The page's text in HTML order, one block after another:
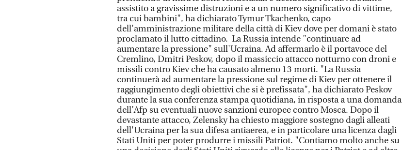
assistito a gravissime distruzioni e a un numero significativo di vittime,
tra cui bambini", ha dichiarato Tymur Tkachenko, capo
dell'amministrazione militare della città di Kiev dove per domani è stato
proclamato il lutto cittadino. La Russia intende "continuare ad
aumentare la pressione" sull'Ucraina. Ad affermarlo è il portavoce del
Cremlino, Dmitri Peskov, dopo il massiccio attacco notturno con droni e
missili contro Kiev che ha causato almeno 13 morti. "La Russia
continuerà ad aumentare la pressione sul regime di Kiev per ottenere il
raggiungimento degli obiettivi che si è prefissata", ha dichiarato Peskov
durante la sua conferenza stampa quotidiana, in risposta a una domanda
dell’Afp su eventuali nuove sanzioni europee contro Mosca. Dopo il
devastante attacco, Zelensky ha chiesto maggiore sostegno dagli alleati
dell'Ucraina per la sua difesa antiaerea, e in particolare una licenza dagli
Stati Uniti per poter produrre i missili Patriot. "Contiamo molto anche su